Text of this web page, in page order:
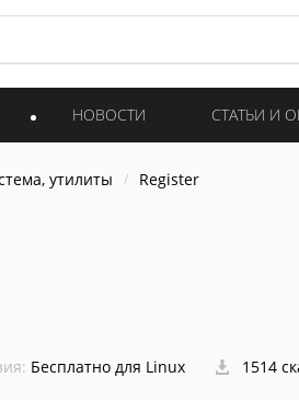
НОВОСТИ СТАТЬИ И
утилиты Register
Бесплатно для Linux 1514